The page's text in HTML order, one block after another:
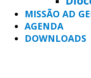
MISSÃO AD
AGENDA
DOWNLOADS